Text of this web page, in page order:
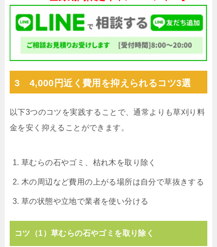
3 4,000円近く費用を抑えられるコツ3選
以下3つのコツを実践することで、通常よりも草刈り料
金を安く抑えることができます。
草むらの石やゴミ、枯れ木を取り除く
木の周辺など費用の上がる場所は自分で草抜きする
草の状態や立地で業者を使い分ける
コツ（1）草むらの石やゴミを取り除く